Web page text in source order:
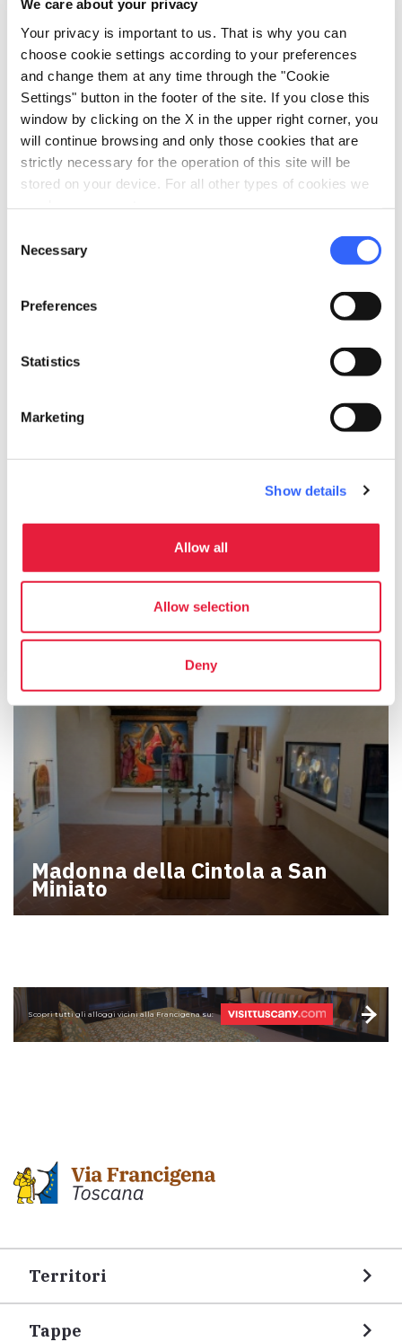
We care about your privacy
Your privacy is important to us. That is why you can
choose cookie settings according to your preferences
and change them at any time through the "Cookie
Settings" button in the footer of the site. If you close this
window by clicking on the X in the upper right corner, you
will continue browsing and only those cookies that are
strictly necessary for the operation of this site will be
stored on your device. For all other types of cookies we
Selection
Necessary
Preferences
Statistics
Marketing
Show details
Allow all
Allow selection
Deny
San Miniato Martire a San
Sant'Eurosia
Madonna della Cintola a San
Miniato
Scopri tutti gli alloggi vicini alla Francigena su:
Territori
Tappe